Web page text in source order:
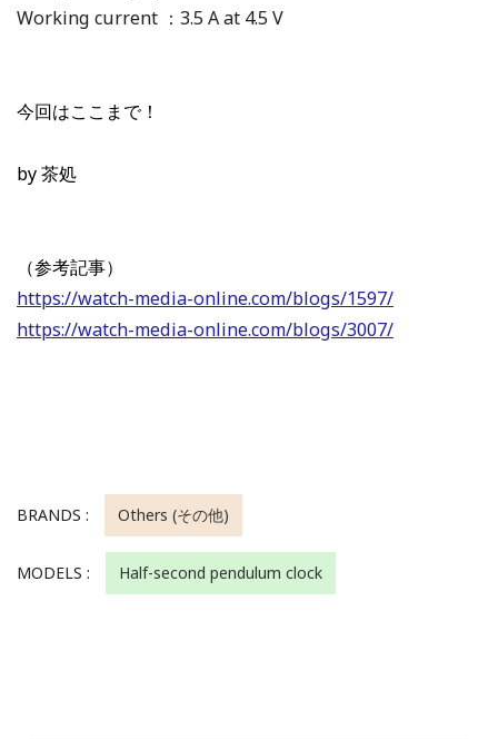
Working current ：3.5 A at 4.5 V
今回はここまで！
by 茶処
（参考記事）
https://watch-media-online.com/blogs/1597/
https://watch-media-online.com/blogs/3007/
BRANDS : Others (その他)
MODELS : Half-second pendulum clock